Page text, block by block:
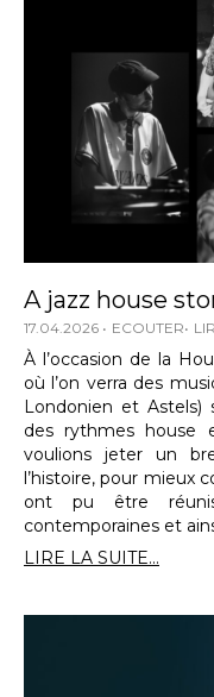
A jazz house
17.04.2026 ECOUTER
À l’occasion de la
où l’on verra des
Londonien et
des rythmes house
voulions jeter un
l’histoire, pour mieux
ont pu être
contemporaines et
LIRE LA SUITE...